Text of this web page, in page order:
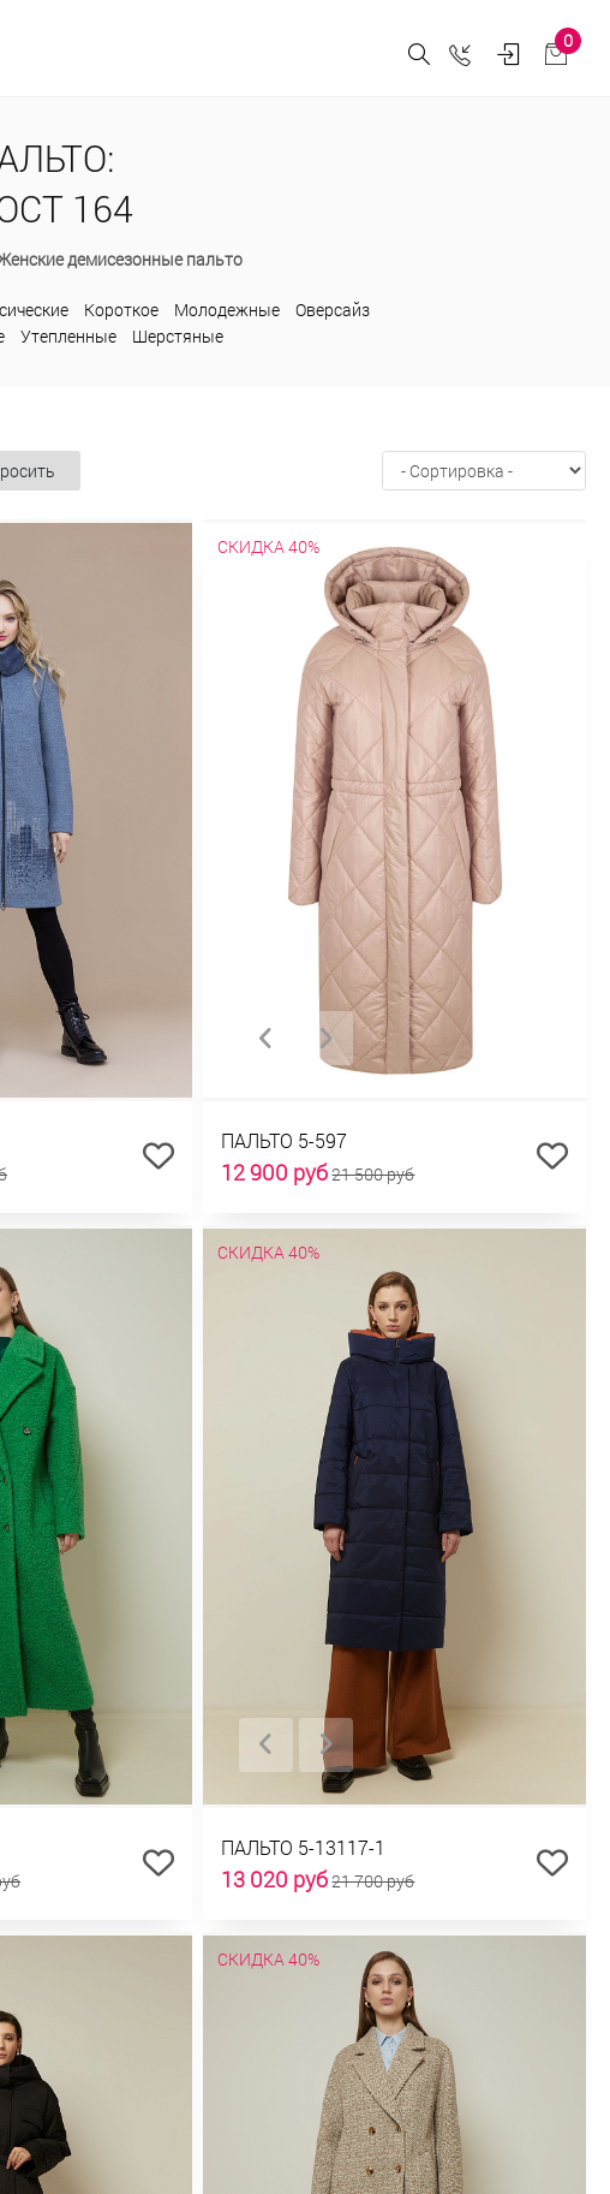
0
164
демисезонные пальто
Короткое Молодежные
Оверсайз
Утепленные Шерстяные
СКИДКА 40%
ПАЛЬТО 5-597
12 900 руб21 500 руб
СКИДКА 40%
ПАЛЬТО 5-13117-1
13 020 руб21 700 руб
СКИДКА 40%